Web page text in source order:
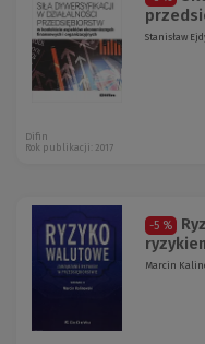
Stanisław
Difin
Rok publikacji: 2017
-5 %
Marcin